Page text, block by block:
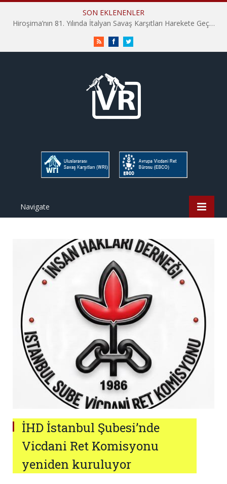
SON EKLENENLER
Hiroşima’nın 81. Yılında İtalyan Savaş Karşıtları Harekete Geçti: “Hatırlamak yeterli değil”
RSS FacebookTwitter
Navigate
İHD İstanbul Şubesi’nde
Vicdani Ret Komisyonu
yeniden kuruluyor